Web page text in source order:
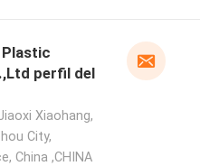
Plastic
perfil del
Xiaohang,
City,
China ,CHINA